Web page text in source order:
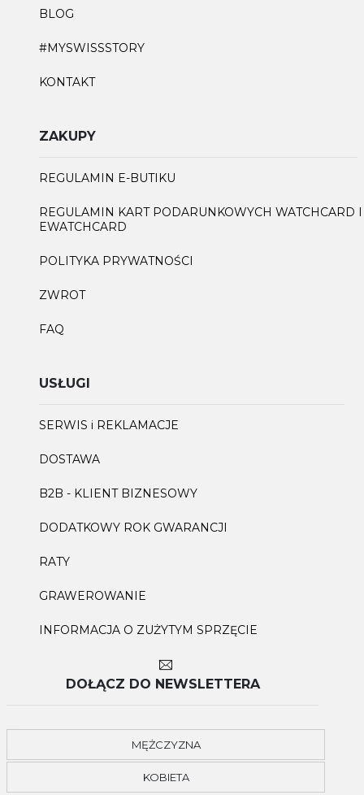
BLOG
#MYSWISSSTORY
KONTAKT
ZAKUPY
REGULAMIN E-BUTIKU
REGULAMIN KART PODARUNKOWYCH WATCHCARD I
EWATCHCARD
POLITYKA PRYWATNOŚCI
ZWROT
FAQ
USŁUGI
SERWIS i REKLAMACJE
DOSTAWA
B2B - KLIENT BIZNESOWY
DODATKOWY ROK GWARANCJI
RATY
GRAWEROWANIE
INFORMACJA O ZUŻYTYM SPRZĘCIE
DOŁĄCZ DO NEWSLETTERA
MĘŻCZYZNA
KOBIETA